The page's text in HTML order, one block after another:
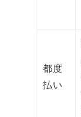
都度
払い